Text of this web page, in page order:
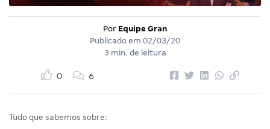
Por Equipe Gran
Publicado em 02/03/20
3 min. de leitura
0 6
Tudo que sabemos sobre: